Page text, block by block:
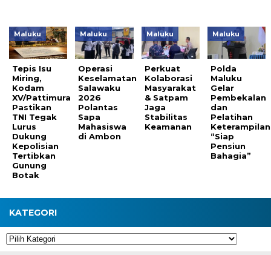
Maluku
Tepis Isu
Miring,
Kodam
XV/Pattimura
Pastikan
TNI Tegak
Lurus
Dukung
Kepolisian
Tertibkan
Gunung
Botak
Maluku
Operasi
Keselamatan
Salawaku
2026
Polantas
Sapa
Mahasiswa
di Ambon
Maluku
Perkuat
Kolaborasi
Masyarakat
& Satpam
Jaga
Stabilitas
Keamanan
Maluku
Polda
Maluku
Gelar
Pembekalan
dan
Pelatihan
Keterampilan
“Siap
Pensiun
Bahagia”
KATEGORI
Kategori